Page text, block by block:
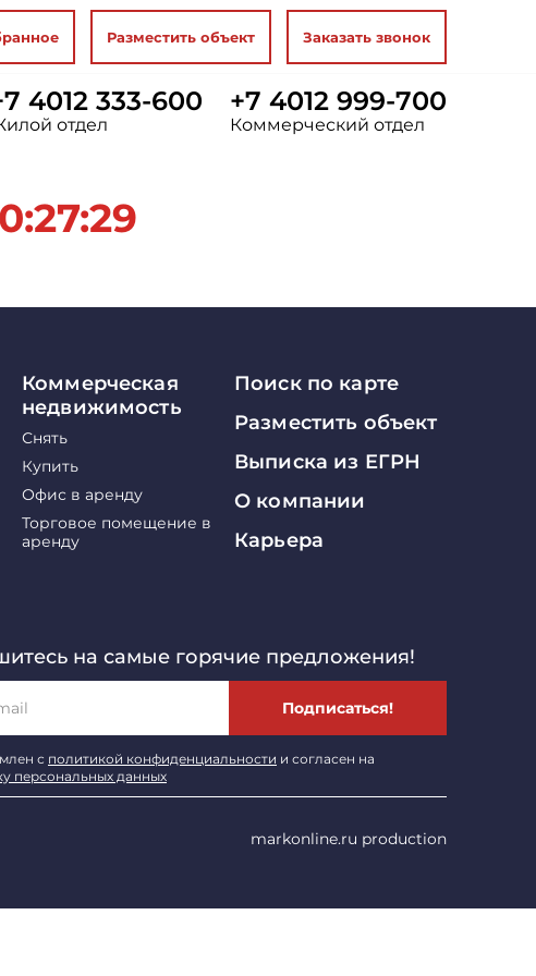
Разместить объект Заказать звонок
4012 333-600
отдел
+7 4012 999-700
Коммерческий отдел
Коммерческая
недвижимость
Снять
Купить
Офис в аренду
Торговое помещение в
аренду
Поиск по карте
Разместить объект
Выписка из ЕГРН
О компании
Карьера
markonline.ru production
на самые горячие предложения!
Подписаться!
с политикой конфиденциальности и согласен на
персональных данных